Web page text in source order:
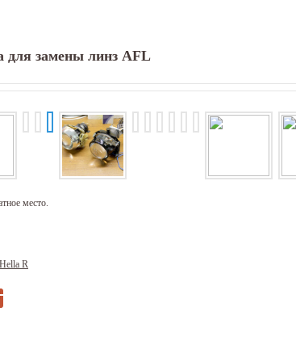
для замены линз AFL
место.
R